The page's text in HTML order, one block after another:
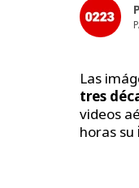
Las
tres
videos
horas su